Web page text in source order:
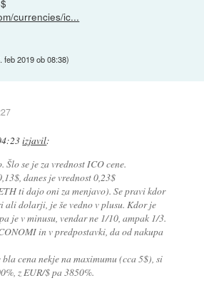
currencies/ic...
feb 2019 ob 08:38)
izjavil:
Šlo se je za vrednost ICO cene.
danes je vrednost 0,23$
ti dajo oni za menjavo). Se pravi kdor
ali dolarji, je še vedno v plusu. Kdor je
je v minusu, vendar ne 1/10, ampak 1/3.
in v predpostavki, da od nakupa
cena nekje na maximumu (cca 5$), si
z EUR/$ pa 3850%.